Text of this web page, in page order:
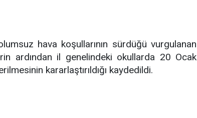
hava koşullarının sürdüğü vurgulanan
ardından il genelindeki okullarda 20 Ocak
kararlaştırıldığı kaydedildi.